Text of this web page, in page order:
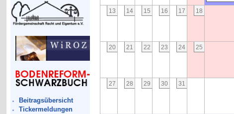
Beitragsübersicht
Tickermeldungen
13 14 15 16 17 18
20 21 22 23 24 25
27 28 29 30 31